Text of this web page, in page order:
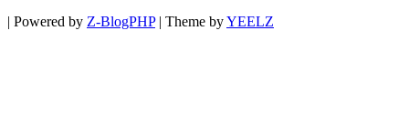
| Powered by Z-BlogPHP | Theme byYEELZ